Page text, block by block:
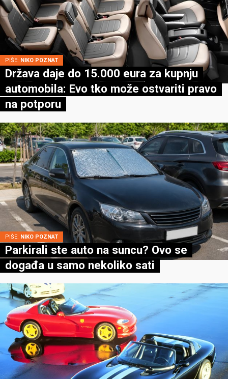
PIŠE: NIKO POZNAT
Država daje do 15.000 eura za kupnju
automobila: Evo tko može ostvariti pravo
na potporu
PIŠE: NIKO POZNAT
Parkirali ste auto na suncu? Ovo se
događa u samo nekoliko sati